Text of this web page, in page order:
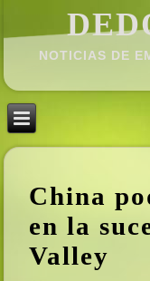
NOTICIAS DE
China
en la
Valley